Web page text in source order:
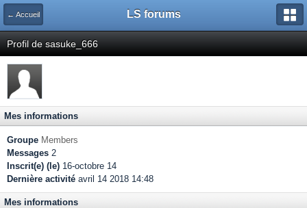
← Accueil LS forums
Profil de sasuke_666
Mes informations
Groupe Members
Messages 2
Inscrit(e) (le) 16-octobre 14
Dernière activité avril 14 2018 14:48
Mes informations